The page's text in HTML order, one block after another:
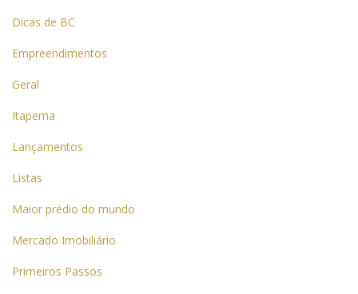
Dicas de BC
Empreendimentos
Geral
Itapema
Lançamentos
Listas
Maior prédio do mundo
Mercado Imobiliário
Primeiros Passos